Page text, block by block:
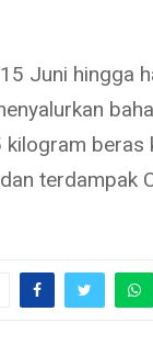
Juni hingga
kilogram beras
terdampak